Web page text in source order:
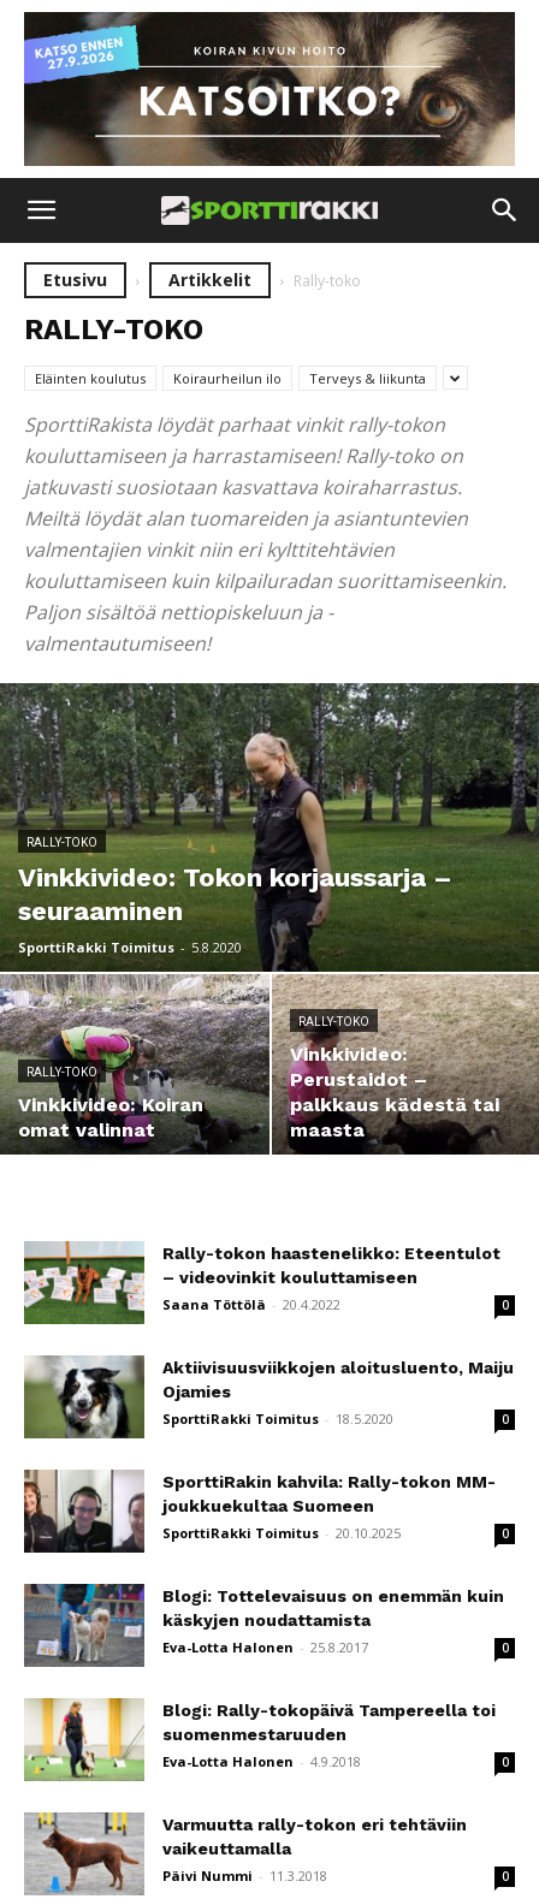
Etusivu Artikkelit Rally-toko
RALLY-TOKO
Eläinten koulutus Koiraurheilun ilo Terveys & liikunta
SporttiRakista löydät parhaat vinkit rally-tokon
kouluttamiseen ja harrastamiseen! Rally-toko on
jatkuvasti suosiotaan kasvattava koiraharrastus.
Meiltä löydät alan tuomareiden ja asiantuntevien
valmentajien vinkit niin eri kylttitehtävien
kouluttamiseen kuin kilpailuradan suorittamiseenkin.
Paljon sisältöä nettiopiskeluun ja -
valmentautumiseen!
RALLY-TOKO
Vinkkivideo: Tokon korjaussarja –
seuraaminen
SporttiRakki Toimitus - 5.8.2020
RALLY-TOKO
Vinkkivideo: Koiran
omat valinnat
RALLY-TOKO
Vinkkivideo:
Perustaidot –
palkkaus kädestä tai
maasta
Rally-tokon haastenelikko: Eteentulot
– videovinkit kouluttamiseen
Saana Töttölä - 20.4.2022 0
Aktiivisuusviikkojen aloitusluento, Maiju
Ojamies
SporttiRakki Toimitus - 18.5.2020 0
SporttiRakin kahvila: Rally-tokon MM-
joukkuekultaa Suomeen
SporttiRakki Toimitus - 20.10.2025 0
Blogi: Tottelevaisuus on enemmän kuin
käskyjen noudattamista
Eva-Lotta Halonen - 25.8.2017 0
Blogi: Rally-tokopäivä Tampereella toi
suomenmestaruuden
Eva-Lotta Halonen - 4.9.2018 0
Varmuutta rally-tokon eri tehtäviin
vaikeuttamalla
Päivi Nummi - 11.3.2018 0